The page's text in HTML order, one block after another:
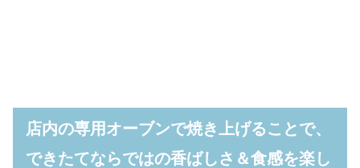
店内の専用オーブンで焼き上げることで、
できたてならではの香ばしさ＆食感を楽し